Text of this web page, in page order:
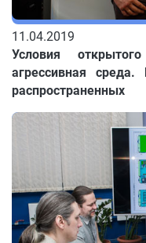
11.04.2019
Условия
агрессивная
аппаратов
СО РАН в
Харбинского
разрабатываются
моделирования
на орбите и
предотвращения.